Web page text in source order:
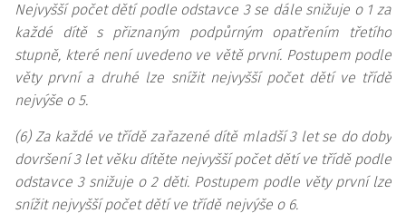
Nejvyšší počet dětí podle odstavce 3 se dále snižuje o 1 za
každé dítě s přiznaným podpůrným opatřením třetího
stupně, které není uvedeno ve větě první. Postupem podle
věty první a druhé lze snížit nejvyšší počet dětí ve třídě
nejvýše o 5.
(6) Za každé ve třídě zařazené dítě mladší 3 let se do doby
dovršení 3 let věku dítěte nejvyšší počet dětí ve třídě podle
odstavce 3 snižuje o 2 děti. Postupem podle věty první lze
snížit nejvyšší počet dětí ve třídě nejvýše o 6.